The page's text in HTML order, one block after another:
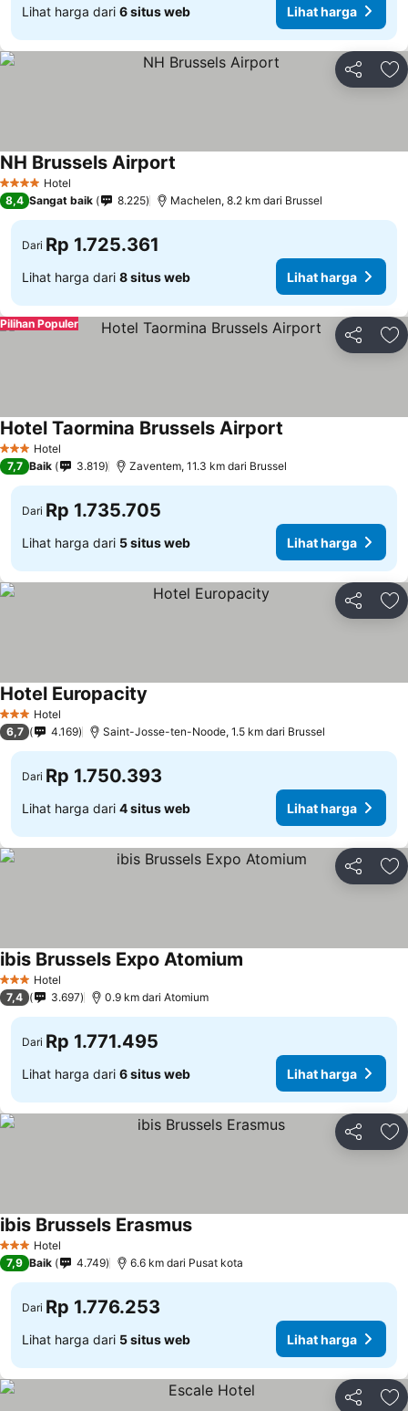
Lihat harga dari 6 situs web Lihat harga
Bagikan
4 BintangHotel
NH Brussels Airport
8,4 Sangat baik 8.225 Machelen, 8.2 km dari Brussel
Dari Rp 1.725.361
Lihat harga dari 8 situs web Lihat harga
Bagikan
Pilihan Populer
3 BintangHotel
Hotel Taormina Brussels Airport
7,7 Baik 3.819 Zaventem, 11.3 km dari Brussel
Dari Rp 1.735.705
Lihat harga dari 5 situs web Lihat harga
Bagikan
3 BintangHotel
Hotel Europacity
6,7 4.169 Saint-Josse-ten-Noode, 1.5 km dari Brussel
Dari Rp 1.750.393
Lihat harga dari 4 situs web Lihat harga
Bagikan
3 BintangHotel
ibis Brussels Expo Atomium
7,4 3.697 0.9 km dari Atomium
Dari Rp 1.771.495
Lihat harga dari 6 situs web Lihat harga
Bagikan
3 BintangHotel
ibis Brussels Erasmus
7,9 Baik 4.749 6.6 km dari Pusat kota
Dari Rp 1.776.253
Lihat harga dari 5 situs web Lihat harga
Bagikan